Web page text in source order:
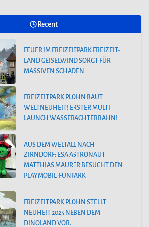
NEUHEIT 2025 NEBEN DEM
DINOLAND VOR.
HOLIDAY PARK GERMANY KÜNDIGT
GROSSE FAMILIENACHTERBAHN F
ÜR 2025 AN
Recent
FEUER IM FREIZEITPARK FREIZEIT-
LAND GEISELWIND SORGT FÜR
MASSIVEN SCHADEN
FREIZEITPARK PLOHN BAUT
WELTNEUHEIT! ERSTER MULTI
LAUNCH WASSERACHTERBAHN!
AUS DEM WELTALL NACH
ZIRNDORF: ESA-ASTRONAUT
MATTHIAS MAURER BESUCHT DEN
PLAYMOBIL-FUNPARK
FREIZEITPARK PLOHN STELLT
NEUHEIT 2025 NEBEN DEM
DINOLAND VOR.